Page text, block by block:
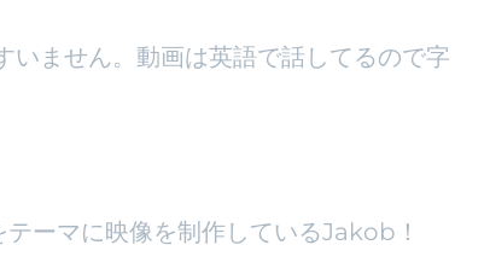
いません。動画は英語で話してるので字
ーマに映像を制作しているJakob！